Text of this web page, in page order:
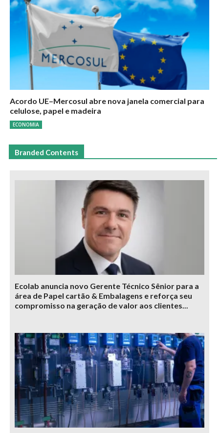
Acordo UE–Mercosul abre nova janela comercial para
celulose, papel e madeira
ECONOMIA
Branded Contents
Ecolab anuncia novo Gerente Técnico Sênior para a
área de Papel cartão & Embalagens e reforça seu
compromisso na geração de valor aos clientes...